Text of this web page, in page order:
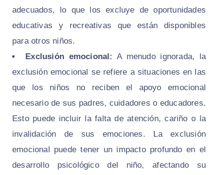
adecuados, lo que los excluye de oportunidades
educativas y recreativas que están disponibles
para otros niños.
Exclusión emocional: A menudo ignorada, la
exclusión emocional se refiere a situaciones en las
que los niños no reciben el apoyo emocional
necesario de sus padres, cuidadores o educadores.
Esto puede incluir la falta de atención, cariño o la
invalidación de sus emociones. La exclusión
emocional puede tener un impacto profundo en el
desarrollo psicológico del niño, afectando su